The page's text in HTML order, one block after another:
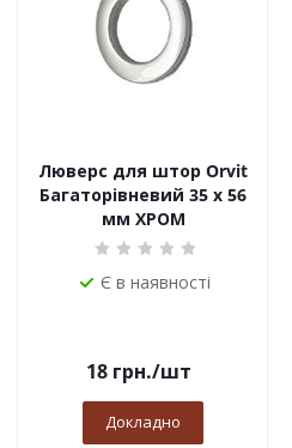
Люверс для штор Orvit
Багаторівневий 35 х 56
мм ХРОМ
Є в наявності
18 грн./шт
Докладно